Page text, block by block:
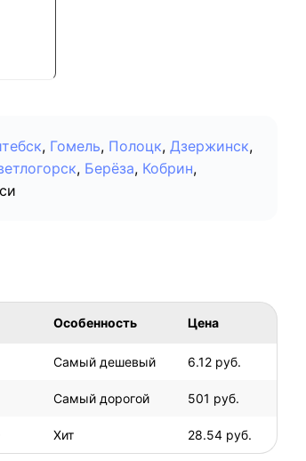
, Гомель, Полоцк, Дзержинск,
, Берёза, Кобрин,
Особенность Цена
Самый дешевый 6.12 руб.
Самый дорогой 501 руб.
Хит 28.54 руб.